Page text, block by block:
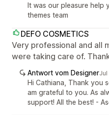
It was our pleasure help
themes team
DEFO COSMETICS
Very professional and all
were taking care of.
Antwort vom DesignerJul
Hi Cathiana, Thank you
am grateful to you. As
support! All the best! -